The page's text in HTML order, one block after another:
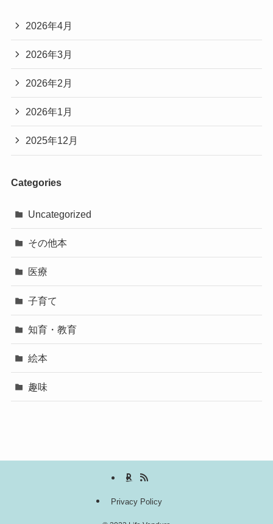
2026年4月
2026年3月
2026年2月
2026年1月
2025年12月
Categories
Uncategorized
その他本
医療
子育て
知育・教育
絵本
趣味
Privacy Policy